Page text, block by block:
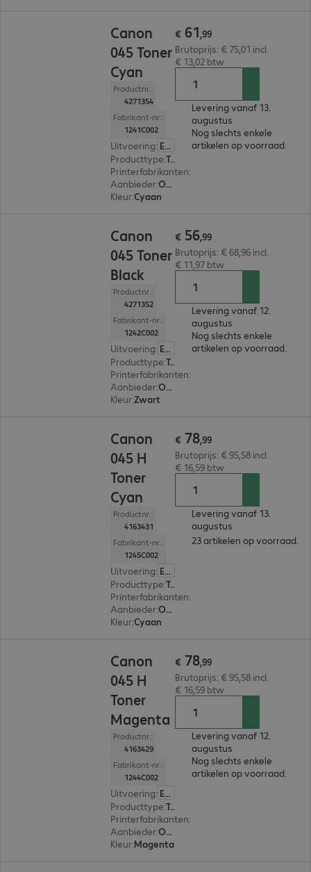
Canon
045 Toner
Cyan
Productnr.:
4271354
Fabrikant-nr.:
1241C002
Uitvoering: Europa
Producttype: Toner
Printerfabrikanten:
Aanbieder:
Origineel
Kleur:Cyaan
€ 61,99
Brutoprijs: € 75,01 incl.
€ 13,02 btw
Levering vanaf 13.
augustus
Nog slechts enkele
artikelen op voorraad.
Canon
045 Toner
Black
Productnr.:
4271352
Fabrikant-nr.:
1242C002
Uitvoering: Europa
Producttype: Toner
Printerfabrikanten:
Aanbieder:
Origineel
Kleur:Zwart
€ 56,99
Brutoprijs: € 68,96 incl.
€ 11,97 btw
Levering vanaf 12.
augustus
Nog slechts enkele
artikelen op voorraad.
Canon
045 H
Toner
Cyan
Productnr.:
4163431
Fabrikant-nr.:
1245C002
Uitvoering: Europa
Producttype: Toner
Printerfabrikanten:
Aanbieder:
Origineel
Kleur:Cyaan
€ 78,99
Brutoprijs: € 95,58 incl.
€ 16,59 btw
Levering vanaf 13.
augustus
23 artikelen op voorraad.
Canon
045 H
Toner
Magenta
Productnr.:
4163429
Fabrikant-nr.:
1244C002
Uitvoering: Europa
Producttype: Toner
Printerfabrikanten:
Aanbieder:
Origineel
Kleur:Magenta
€ 78,99
Brutoprijs: € 95,58 incl.
€ 16,59 btw
Levering vanaf 12.
augustus
Nog slechts enkele
artikelen op voorraad.